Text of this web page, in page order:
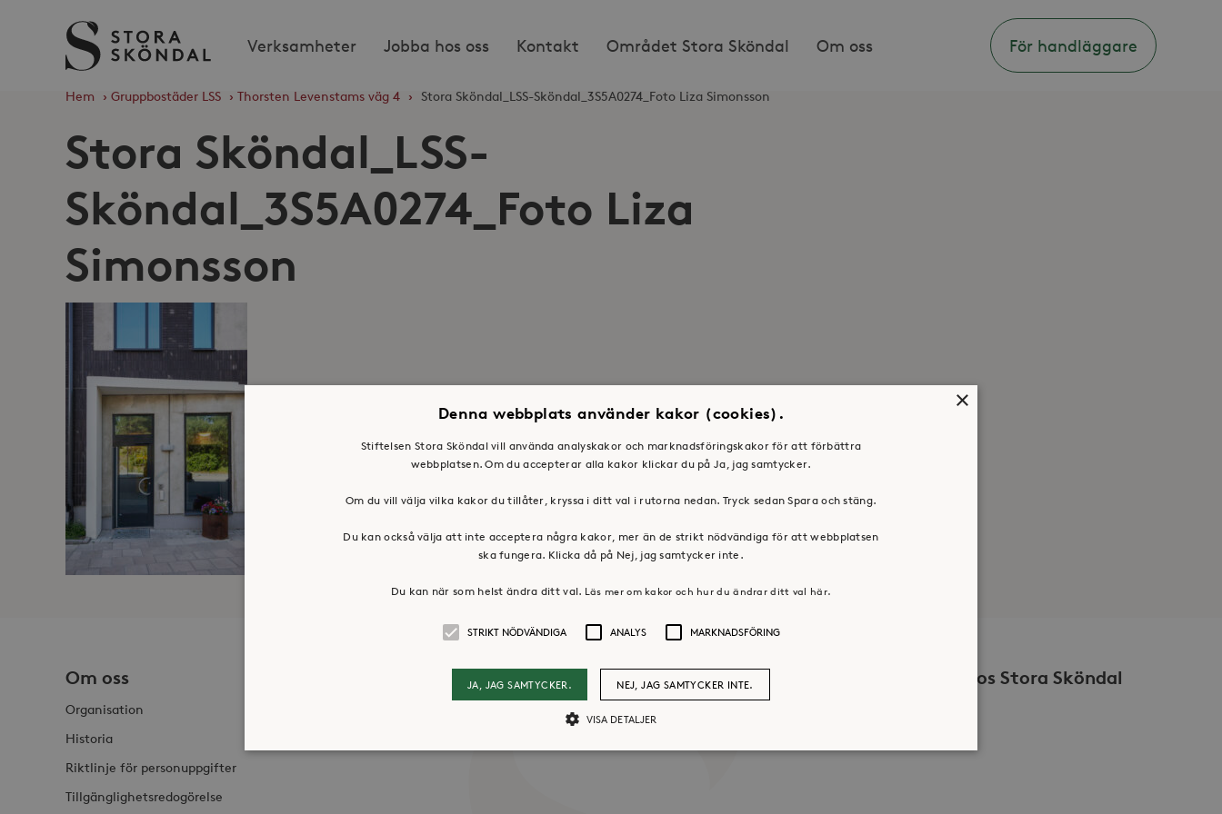
Stora
Sköndal
Verksamheter Jobba hos oss Kontakt Området Stora Sköndal Om oss För handläggare
Hem › Gruppbostäder LSS › Thorsten Levenstams väg 4 › Stora Sköndal_LSS-Sköndal_3S5A0274_Foto Liza Simonsson
Stora Sköndal_LSS-
Sköndal_3S5A0274_Foto Liza
Simonsson
Om oss
Organisation
Historia
Riktlinje för personuppgifter
Tillgänglighetsredogörelse
Press & mediakontakt Volontär hos Stora Sköndal
×
Denna webbplats använder kakor (cookies).
Stiftelsen Stora Sköndal vill använda analyskakor och marknadsföringskakor för att förbättra
webbplatsen. Om du accepterar alla kakor klickar du på Ja, jag samtycker.
Om du vill välja vilka kakor du tillåter, kryssa i ditt val i rutorna nedan. Tryck sedan Spara och stäng.
Du kan också välja att inte acceptera några kakor, mer än de strikt nödvändiga för att webbplatsen
ska fungera. Klicka då på Nej, jag samtycker inte.
Du kan när som helst ändra ditt val. Läs mer om kakor och hur du ändrar ditt val här.
STRIKT NÖDVÄNDIGA ANALYS MARKNADSFÖRING
JA, JAG SAMTYCKER. NEJ, JAG SAMTYCKER INTE.
VISA DETALJER